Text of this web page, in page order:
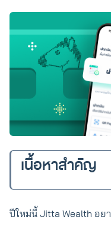
เนื้อหาสำคัญ
ปีใหม่นี้ Jitta Wealth อย